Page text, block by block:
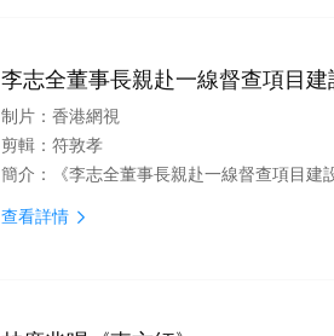
李志全董事長親赴一線督查項目
制片： 香港網視
剪輯： 符敦孝
簡介：
《李志全董事長親赴一線督查項目建
查看詳情 